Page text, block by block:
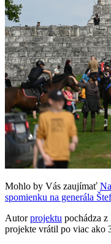
Mohlo by Vás zaujímať
spomienku na generála
Autorprojektu pochádza
projekte vrátil po viac ako